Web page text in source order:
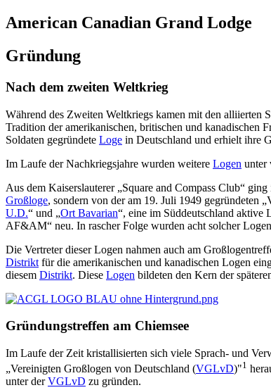
American Canadian Grand Lodge
Gründung
Nach dem zweiten Weltkrieg
Während des Zweiten Weltkriegs kamen mit den alliierten
Tradition der amerikanischen, britischen und kanadischen
Soldaten gegründete Loge in Deutschland und erhielt ihre
Im Laufe der Nachkriegsjahre wurden weitere Logen unter
Aus dem Kaiserslauterer „Square and Compass Club“
Großloge, sondern von der am 19. Juli 1949 gegründeten
U.D.“ und „Ort Bavarian“, eine im Süddeutschland aktive
AF&AM“ neu. In rascher Folge wurden acht solcher
Die Vertreter dieser Logen nahmen auch am
Distrikt für die amerikanischen und kanadischen Logen
diesem Distrikt. Diese Logen bildeten den Kern der
Gründungstreffen am Chiemsee
Im Laufe der Zeit kristallisierten sich viele Sprach- und
„Vereinigten Großlogen von Deutschland (VGLvD)"1
unter derVGLvD zu gründen.